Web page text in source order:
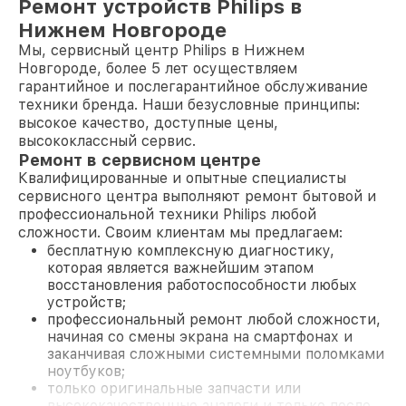
Ремонт устройств Philips в
Нижнем Новгороде
Мы, сервисный центр Philips в Нижнем
Новгороде, более 5 лет осуществляем
гарантийное и послегарантийное обслуживание
техники бренда. Наши безусловные принципы:
высокое качество, доступные цены,
высококлассный сервис.
Ремонт в сервисном центре
Квалифицированные и опытные специалисты
сервисного центра выполняют ремонт бытовой и
профессиональной техники Philips любой
сложности. Своим клиентам мы предлагаем:
бесплатную комплексную диагностику,
которая является важнейшим этапом
восстановления работоспособности любых
устройств;
профессиональный ремонт любой сложности,
начиная со смены экрана на смартфонах и
заканчивая сложными системными поломками
ноутбуков;
только оригинальные запчасти или